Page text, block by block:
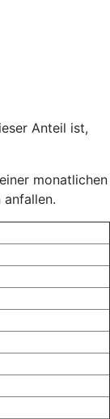
Anteil ist,
monatlichen